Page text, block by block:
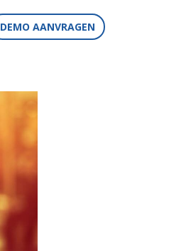
DEMO AANVRAGEN